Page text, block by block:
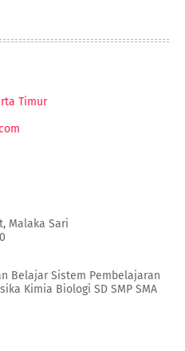
Malaka Sari
Belajar Sistem Pembelajaran
Kimia Biologi SD SMP SMA